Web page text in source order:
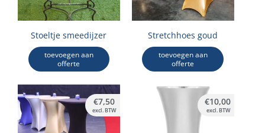
Stoeltje smeedijzer
toevoegen aan
offerte
Stretchhoes goud
toevoegen aan
offerte
€7,50
excl. BTW
€10,00
excl. BTW